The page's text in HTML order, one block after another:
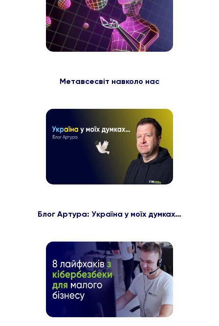
Метавсесвіт навколо нас
Блог Артура: Україна у моїх думках…